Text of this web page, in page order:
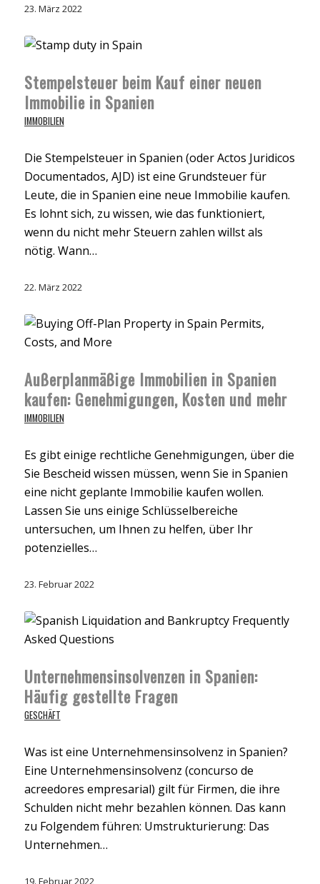
23. März 2022
Stempelsteuer beim Kauf einer neuen
Immobilie in Spanien
IMMOBILIEN
Die Stempelsteuer in Spanien (oder Actos Juridicos
Documentados, AJD) ist eine Grundsteuer für
Leute, die in Spanien eine neue Immobilie kaufen.
Es lohnt sich, zu wissen, wie das funktioniert,
wenn du nicht mehr Steuern zahlen willst als
nötig. Wann…
22. März 2022
Außerplanmäßige Immobilien in Spanien
kaufen: Genehmigungen, Kosten und mehr
IMMOBILIEN
Es gibt einige rechtliche Genehmigungen, über die
Sie Bescheid wissen müssen, wenn Sie in Spanien
eine nicht geplante Immobilie kaufen wollen.
Lassen Sie uns einige Schlüsselbereiche
untersuchen, um Ihnen zu helfen, über Ihr
potenzielles…
23. Februar 2022
Unternehmensinsolvenzen in Spanien:
Häufig gestellte Fragen
GESCHÄFT
Was ist eine Unternehmensinsolvenz in Spanien?
Eine Unternehmensinsolvenz (concurso de
acreedores empresarial) gilt für Firmen, die ihre
Schulden nicht mehr bezahlen können. Das kann
zu Folgendem führen: Umstrukturierung: Das
Unternehmen…
19. Februar 2022